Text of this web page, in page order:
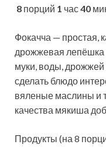
8 порций 1 час40
Фокачча — простая,
дрожжевая лепёшка
муки, воды,
сделать блюдо
вяленые маслины и
качества мякиша
Продукты (на 8